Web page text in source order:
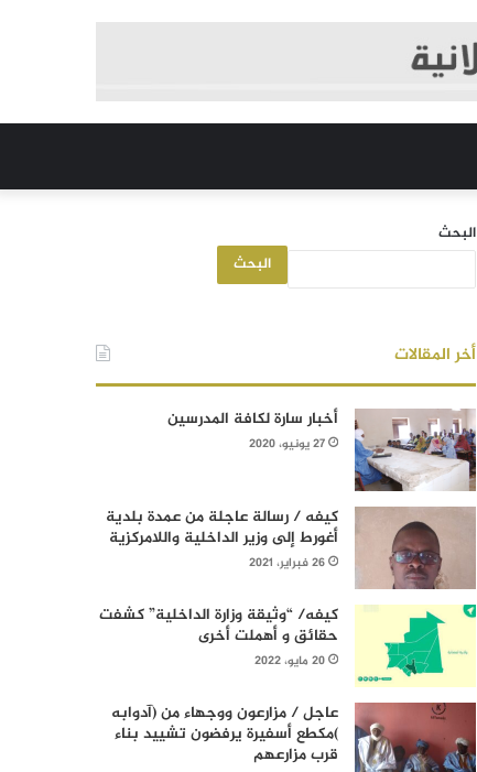
البحث
البحث
أخر المقالات
أخبار سارة لكافة المدرسين
27 يونيو، 2020
كيفه / رسالة عاجلة من عمدة بلدية
أغورط إلى وزير الداخلية واللامركزية
26 فبراير، 2021
كيفه/ “وثيقة وزارة الداخلية” كشفت
حقائق و أهملت أخرى
20 مايو، 2022
عاجل / مزارعون ووجهاء من (آدوابه
)مكطع أسفيرة يرفضون تشييد بناء
قرب مزارعهم